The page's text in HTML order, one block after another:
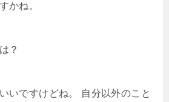
かね。
？
いですけどね。 自分以外のこと